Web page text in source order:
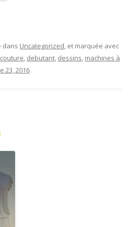
dans Uncategorized, et marquée avec
couture, debutant, dessins, machines à
23, 2016 .